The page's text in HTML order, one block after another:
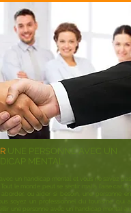
UNE PERSONNE AVEC UN
MENTAL
un handicap mental et vous ne savez pas
le monde peut se sentir m
aise car on
ou aider si besoin, une personne en
soyez un professionnel du tourisme qui a
une personne avec un handicap mental au